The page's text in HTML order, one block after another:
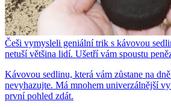
Češi vymysleli geniální trik s kávovou
netuší většina lidí. Ušetří vám spoustu
Kávovou sedlinu, která vám zůstane na
nevyhazujte. Má mnohem univerzálnější
první pohled zdát.